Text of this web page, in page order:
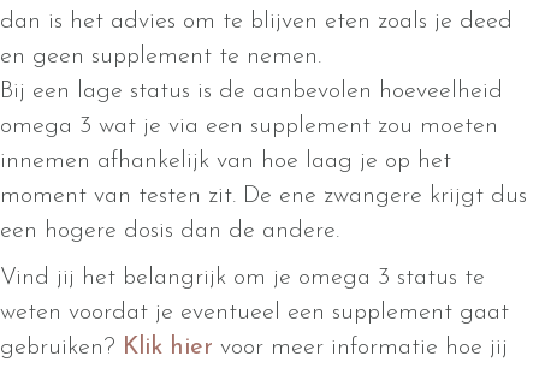
dan is het advies om te blijven eten zoals je deed
en geen supplement te nemen.
Bij een lage status is de aanbevolen hoeveelheid
omega 3 wat je via een supplement zou moeten
innemen afhankelijk van hoe laag je op het
moment van testen zit. De ene zwangere krijgt dus
een hogere dosis dan de andere.
Vind jij het belangrijk om je omega 3 status te
weten voordat je eventueel een supplement gaat
gebruiken? Klik hier voor meer informatie hoe jij